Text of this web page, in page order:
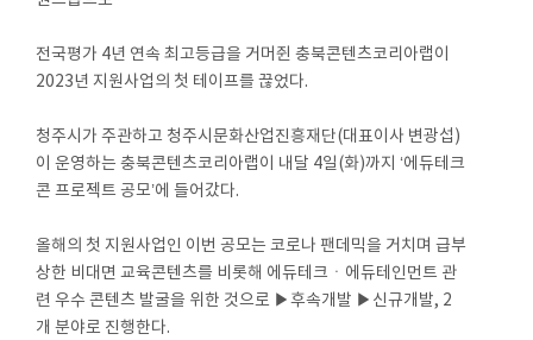
전국평가 4년 연속 최고등급을 거머쥔 충북콘텐츠코리아랩이
2023년 지원사업의 첫 테이프를 끊었다.
청주시가 주관하고 청주시문화산업진흥재단(대표이사 변광섭)
이 운영하는 충북콘텐츠코리아랩이 내달 4일(화)까지 ‘에듀테크
콘 프로젝트 공모’에 들어갔다.
올해의 첫 지원사업인 이번 공모는 코로나 팬데믹을 거치며 급부
상한 비대면 교육콘텐츠를 비롯해 에듀테크ㆍ에듀테인먼트 관
련 우수 콘텐츠 발굴을 위한 것으로 ▶후속개발 ▶신규개발, 2
개 분야로 진행한다.